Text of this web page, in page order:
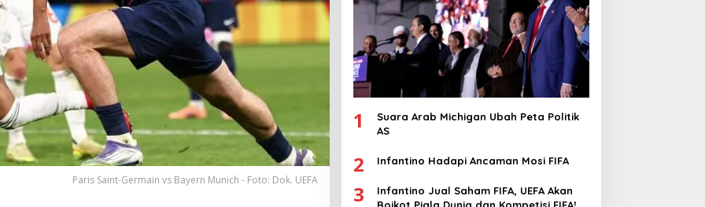
Paris Saint-Germain vs Bayern Munich - Foto: Dok. UEFA
1
Suara Arab Michigan Ubah Peta Politik
AS
2 Infantino Hadapi Ancaman Mosi FIFA
3
Infantino Jual Saham FIFA, UEFA Akan